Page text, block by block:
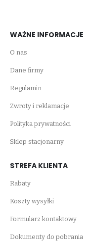
WAŻNE INFORMACJE
O nas
Dane firmy
Regulamin
Zwroty i reklamacje
Polityka prywatności
Sklep stacjonarny
STREFA KLIENTA
Rabaty
Koszty wysyłki
Formularz kontaktowy
Dokumenty do pobrania